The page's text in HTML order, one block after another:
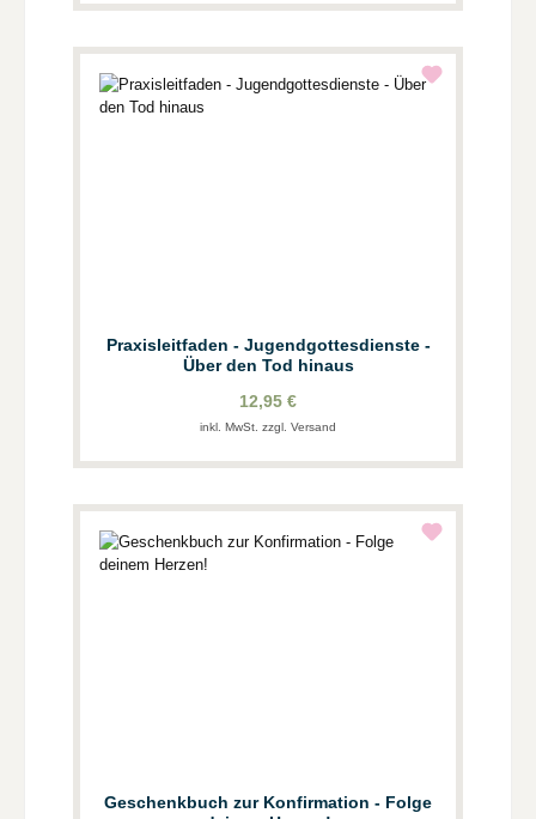
Praxisleitfaden - Jugendgottesdienste -
Über den Tod hinaus
12,95 €
inkl. MwSt. zzgl. Versand
Geschenkbuch zur Konfirmation - Folge